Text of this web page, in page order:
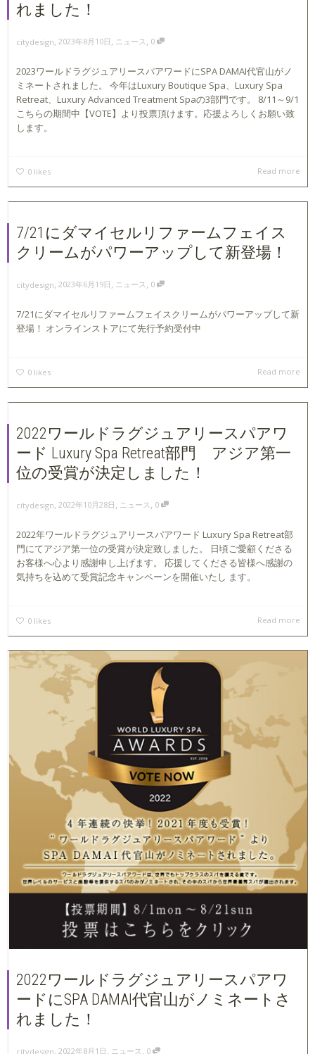
れました！
citydesign, 2023年8月10日 , ニュース, 0
2023ワールドラグジュアリースパアワードにSPA DAMAI代官山がノ
ミネートされました。 今年はLuxury Boutique Spa、Luxury Spa
Retreat、Luxury Advanced Treatment Spaの3部門です。 8/11～9/1
こちらの期間中【VOTE】より投票頂けます。応援よろしくお願い致
します。
0 likes Read more
7/21にダマイセルリファームフェイス
クリームがパワーアップして新登場！
citydesign, 2023年6月19日 , ニュース, 0
7/21にダマイセルリファームフェイスクリームがパワーアップして新
登場！ オンラインストアにて先行予約受付中
0 likes Read more
2022ワールドラグジュアリースパアワ
ード Luxury Spa Retreat部門 アジア第一
位の受賞が決定しました！
citydesign, 2022年10月28日 , ニュース, 0
2022年ワールドラグジュアリースパアワード Luxury Spa Retreat部
門にてアジア第一位の受賞が決定致しました。 日頃ご愛顧くださる
お客様へ心より感謝申し上げます。 応援してくださる皆様へ感謝の
気持ちを込めて受賞記念キャンペーンを開催いたし ます。
0 likes Read more
2022ワールドラグジュアリースパアワ
ードにSPA DAMAI代官山がノミネートさ
れました！
citydesign, 2022年8月1日 , ニュース, 0